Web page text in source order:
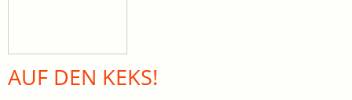
AUF DEN KEKS!